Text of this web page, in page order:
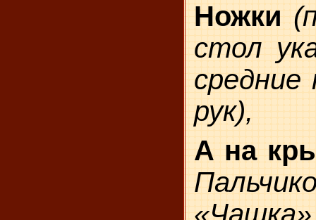
Ножки
стол
средние
рук),
А на
«Чашка»